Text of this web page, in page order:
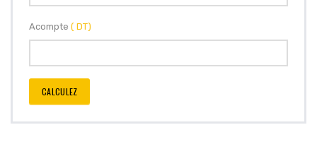
Acompte ( DT)
CALCULEZ